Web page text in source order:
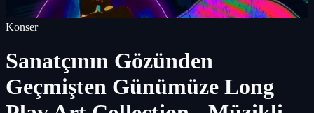
Konser
Sanatçının Gözünden
Geçmişten Günümüze Long